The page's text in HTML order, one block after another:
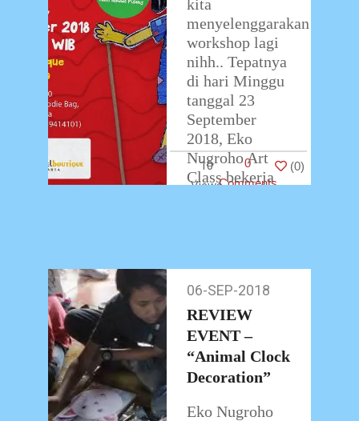
kita
menyelenggarakan
workshop lagi
nihh.. Tepatnya
di hari Minggu
tanggal 23
September
2018, Eko
Nugroho Art
Class bekerja
…
10
0
Comments
(0)
06-
Sep-
2018
06-SEP-2018
REVIEW
EVENT –
“Animal Clock
Decoration”
Eko Nugroho